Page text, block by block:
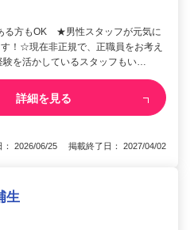
る方もOK ★男性スタッフが元気に
！☆現在非正規で、正職員をお考え
を活かしているスタッフもい…
詳細を見る
： 2026/06/25 掲載終了日： 2027/04/02
生